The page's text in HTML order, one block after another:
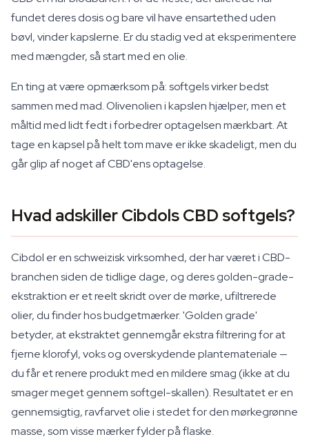
fundet deres dosis og bare vil have ensartethed uden
bøvl, vinder kapslerne. Er du stadig ved at eksperimentere
med mængder, så start med en olie.
En ting at være opmærksom på: softgels virker bedst
sammen med mad. Olivenolien i kapslen hjælper, men et
måltid med lidt fedt i forbedrer optagelsen mærkbart. At
tage en kapsel på helt tom mave er ikke skadeligt, men du
går glip af noget af CBD'ens optagelse.
Hvad adskiller Cibdols CBD softgels?
Cibdol er en schweizisk virksomhed, der har været i CBD-
branchen siden de tidlige dage, og deres golden-grade-
ekstraktion er et reelt skridt over de mørke, ufiltrerede
olier, du finder hos budgetmærker. 'Golden grade'
betyder, at ekstraktet gennemgår ekstra filtrering for at
fjerne klorofyl, voks og overskydende plantemateriale —
du får et renere produkt med en mildere smag (ikke at du
smager meget gennem softgel-skallen). Resultatet er en
gennemsigtig, ravfarvet olie i stedet for den mørkegrønne
masse, som visse mærker fylder på flaske.